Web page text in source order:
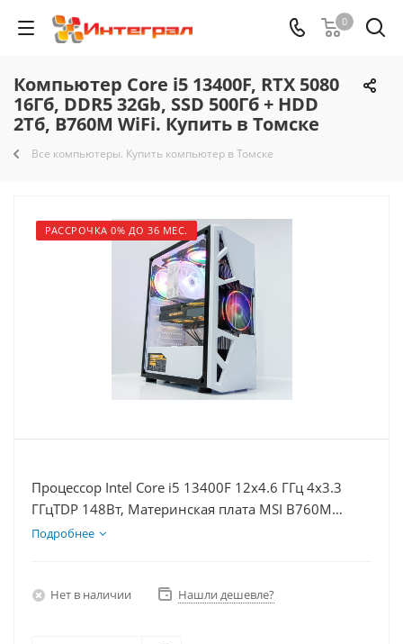
0
Компьютер Core i5 13400F, RTX 5080
16Гб, DDR5 32Gb, SSD 500Гб + HDD
2Тб, B760M WiFi. Купить в Томске
Все компьютеры. Купить компьютер в Томске
РАССРОЧКА 0% ДО 36 МЕС.
Процессор Intel Core i5 13400F 12x4.6 ГГц 4x3.3
ГГцTDP 148Вт, Материнская плата MSI B760M
BOMBER WIFI D5, Видеокарта RTX 5080 16Гб,
Подробнее
Нет в наличии Нашли дешевле?